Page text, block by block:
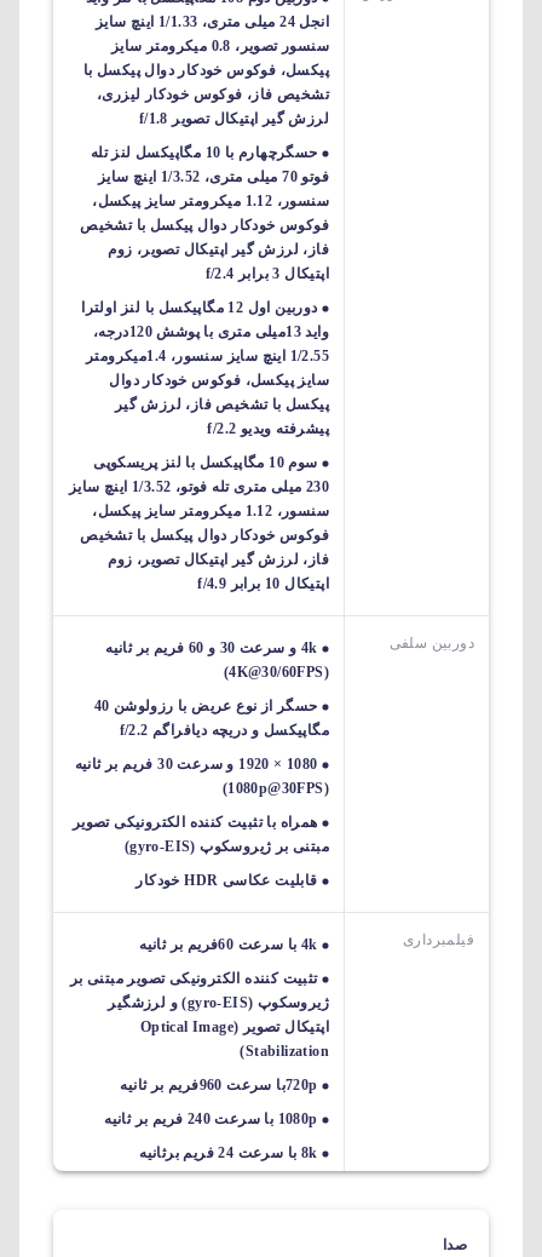
انجل 24 میلی متری، 1/1.33 اینچ سایز
سنسور تصویر، 0.8 میکرومتر سایز
پیکسل، فوکوس خودکار دوال پیکسل با
تشخیص فاز، فوکوس خودکار لیزری،
لرزش گیر اپتیکال تصویر f/1.8
حسگرچهارم با 10 مگاپیکسل لنز تله
فوتو 70 میلی متری، 1/3.52 اینچ سایز
سنسور، 1.12 میکرومتر سایز پیکسل،
فوکوس خودکار دوال پیکسل با تشخیص
فاز، لرزش گیر اپتیکال تصویر، زوم
اپتیکال 3 برابر f/2.4
دوربین اول 12 مگاپیکسل با لنز اولترا
واید 13میلی متری با پوشش 120درجه،
1/2.55 اینچ سایز سنسور، 1.4میکرومتر
سایز پیکسل، فوکوس خودکار دوال
پیکسل با تشخیص فاز، لرزش گیر
پیشرفته ویدیو f/2.2
سوم 10 مگاپیکسل با لنز پریسکوپی
230 میلی متری تله فوتو، 1/3.52 اینچ سایز
سنسور، 1.12 میکرومتر سایز پیکسل،
فوکوس خودکار دوال پیکسل با تشخیص
فاز، لرزش گیر اپتیکال تصویر، زوم
اپتیکال 10 برابر f/4.9
دوربین سلفی
4k و سرعت 30 و 60 فریم بر ثانیه
(4K@30/60FPS)
حسگر از نوع عریض با رزولوشن 40
مگاپیکسل و دریچه دیافراگم f/2.2
1080 × 1920 و سرعت 30 فریم بر ثانیه
(1080p@30FPS)
همراه با تثبیت کننده الکترونیکی تصویر
مبتنی بر ژیروسکوپ (gyro-EIS)
قابلیت عکاسی HDR خودکار
فیلمبرداری
4k با سرعت 60فریم بر ثانیه
تثبیت کننده الکترونیکی تصویر مبتنی بر
ژیروسکوپ (gyro-EIS) و لرزشگیر
اپتیکال تصویر (Optical Image
Stabilization)
720pبا سرعت 960فریم بر ثانیه
1080p با سرعت 240 فریم بر ثانیه
8k با سرعت 24 فریم برثانیه
صدا